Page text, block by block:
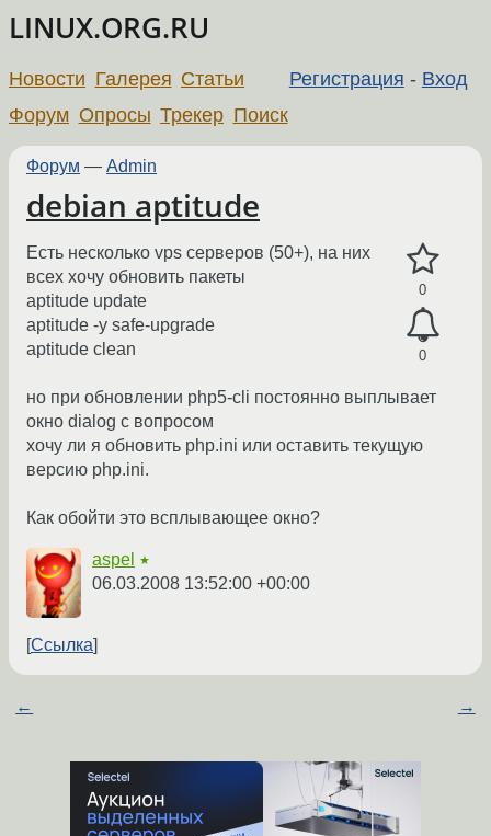
LINUX.ORG.RU
Регистрация - Вход
Новости Галерея Статьи
Форум Опросы Трекер Поиск
Форум — Admin
debian aptitude
0
0
Есть несколько vps серверов (50+), на них
всех хочу обновить пакеты
aptitude update
aptitude -y safe-upgrade
aptitude clean
но при обновлении php5-cli постоянно выплывает
окно dialog с вопросом
хочу ли я обновить php.ini или оставить текущую
версию php.ini.
Как обойти это всплывающее окно?
aspel ★
06.03.2008 13:52:00 +00:00
Ссылка
← →